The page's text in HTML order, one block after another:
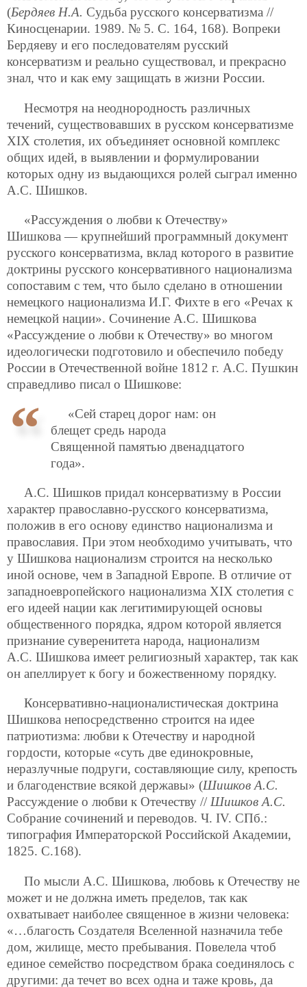
(Бердяев Н.А. Судьба русского консерватизма //
Киносценарии. 1989. № 5. С. 164, 168). Вопреки
Бердяеву и его последователям русский
консерватизм и реально существовал, и прекрасно
знал, что и как ему защищать в жизни России.
Несмотря на неоднородность различных
течений, существовавших в русском консерватизме
ХIХ столетия, их объединяет основной комплекс
общих идей, в выявлении и формулировании
которых одну из выдающихся ролей сыграл именно
А.С. Шишков.
«Рассуждения о любви к Отечеству»
Шишкова — крупнейший программный документ
русского консерватизма, вклад которого в развитие
доктрины русского консервативного национализма
сопоставим с тем, что было сделано в отношении
немецкого национализма И.Г. Фихте в его «Речах к
немецкой нации». Сочинение А.С. Шишкова
«Рассуждение о любви к Отечеству» во многом
идеологически подготовило и обеспечило победу
России в Отечественной войне 1812 г. А.С. Пушкин
справедливо писал о Шишкове:
«Сей старец дорог нам: он
блещет средь народа
Священной памятью двенадцатого
года».
А.С. Шишков придал консерватизму в России
характер православно-русского консерватизма,
положив в его основу единство национализма и
православия. При этом необходимо учитывать, что
у Шишкова национализм строится на несколько
иной основе, чем в Западной Европе. В отличие от
западноевропейского национализма ХIХ столетия с
его идеей нации как легитимирующей основы
общественного порядка, ядром которой является
признание суверенитета народа, национализм
А.С. Шишкова имеет религиозный характер, так как
он апеллирует к богу и божественному порядку.
Консервативно-националистическая доктрина
Шишкова непосредственно строится на идее
патриотизма: любви к Отечеству и народной
гордости, которые «суть две единокровные,
неразлучные подруги, составляющие силу, крепость
и благоденствие всякой державы» (Шишков А.С.
Рассуждение о любви к Отечеству // Шишков А.С.
Собрание сочинений и переводов. Ч. IV. СПб.:
типография Императорской Российской Академии,
1825. С.168).
По мысли А.С. Шишкова, любовь к Отечеству не
может и не должна иметь пределов, так как
охватывает наиболее священное в жизни человека:
«…благость Создателя Вселенной назначила тебе
дом, жилище, место пребывания. Повелела чтоб
единое семейство посредством брака соединялось с
другими: да течет во всех одна и таже кровь, да